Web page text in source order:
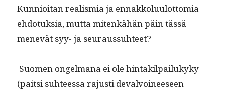
Kun­nioi­tan real­is­mia ja ennakkolu­u­lot­to­mia
ehdo­tuk­sia, mut­ta mitenkähän päin tässä
menevät syy- ja seuraussuhteet?
Suomen ongel­mana ei ole hin­tak­il­pailukyky
(pait­si suh­teessa rajusti devalvoineeseen